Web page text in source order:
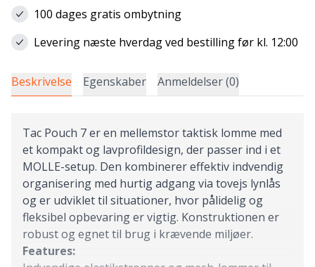
100 dages gratis ombytning
Levering næste hverdag ved bestilling før kl. 12:00
Beskrivelse Egenskaber Anmeldelser (0)
Tac Pouch 7 er en mellemstor taktisk lomme med
et kompakt og lavprofildesign, der passer ind i et
MOLLE-setup. Den kombinerer effektiv indvendig
organisering med hurtig adgang via tovejs lynlås
og er udviklet til situationer, hvor pålidelig og
fleksibel opbevaring er vigtig. Konstruktionen er
robust og egnet til brug i krævende miljøer.
Features: